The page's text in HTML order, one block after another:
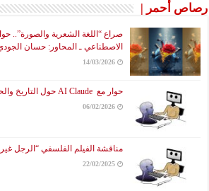
رصاص أحمر |
صراع “اللغة الشعرية والصورة”..
الاصطناعي ـ المحاور: حسان
14/03/2026
حوار مع AI Claude حول التاريخ والحقيقة
06/02/2026
مناقشة الفيلم الفلسفي “الرجل
22/02/2025